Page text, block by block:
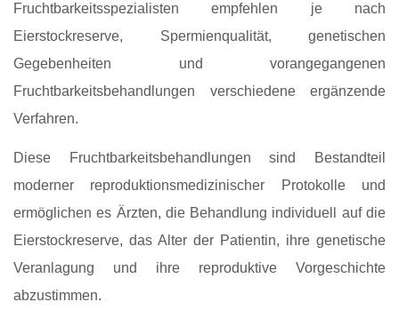
Fruchtbarkeitsspezialisten empfehlen je nach
Eierstockreserve, Spermienqualität, genetischen
Gegebenheiten und vorangegangenen
Fruchtbarkeitsbehandlungen verschiedene ergänzende
Verfahren.
Diese Fruchtbarkeitsbehandlungen sind Bestandteil
moderner reproduktionsmedizinischer Protokolle und
ermöglichen es Ärzten, die Behandlung individuell auf die
Eierstockreserve, das Alter der Patientin, ihre genetische
Veranlagung und ihre reproduktive Vorgeschichte
abzustimmen.